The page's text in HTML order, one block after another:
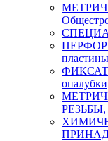
опалубки
РЕЗЬБЫ,